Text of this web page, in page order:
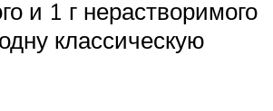
и 1 г нерастворимого
классическую